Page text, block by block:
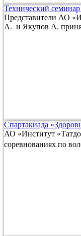
Технический
Представители АО
А. и Якупов А.
Спартакиада
АО «Институт
соревнованиях по